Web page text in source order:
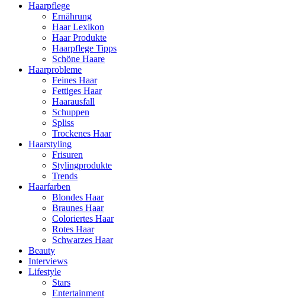
Haarpflege
Ernährung
Haar Lexikon
Haar Produkte
Haarpflege Tipps
Schöne Haare
Haarprobleme
Feines Haar
Fettiges Haar
Haarausfall
Schuppen
Spliss
Trockenes Haar
Haarstyling
Frisuren
Stylingprodukte
Trends
Haarfarben
Blondes Haar
Braunes Haar
Coloriertes Haar
Rotes Haar
Schwarzes Haar
Beauty
Interviews
Lifestyle
Stars
Entertainment